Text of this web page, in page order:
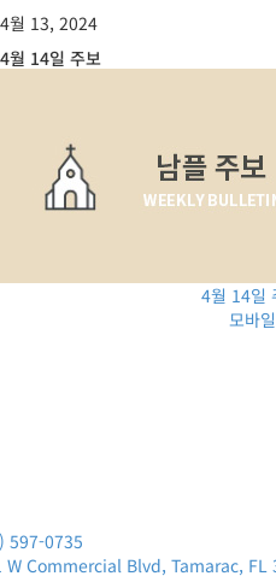
4월 13, 2024
4월 14일 주보
4월 14일
모바
597-0735
W Commercial Blvd, Tamarac, FL